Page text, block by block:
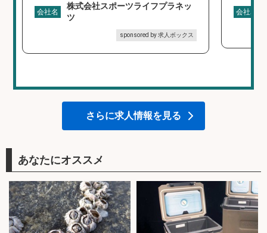
会社名
株式会社スポーツライフプラネッ
ツ
sponsored by 求人ボックス
会社名
さらに求人情報を見る
あなたにオススメ